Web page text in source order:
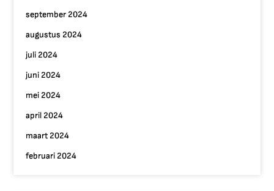
september 2024
augustus 2024
juli 2024
juni 2024
mei 2024
april 2024
maart 2024
februari 2024